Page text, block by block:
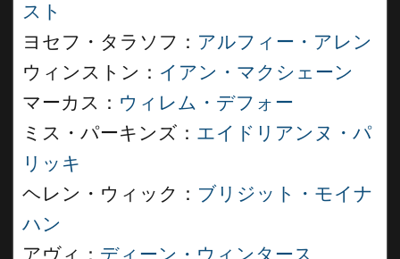
スト
ヨセフ・タラソフ： アルフィー・アレン
ウィンストン： イアン・マクシェーン
マーカス： ウィレム・デフォー
ミス・パーキンズ： エイドリアンヌ・パ
リッキ
ヘレン・ウィック： ブリジット・モイナ
ハン
アヴィ： ディーン・ウィンタース